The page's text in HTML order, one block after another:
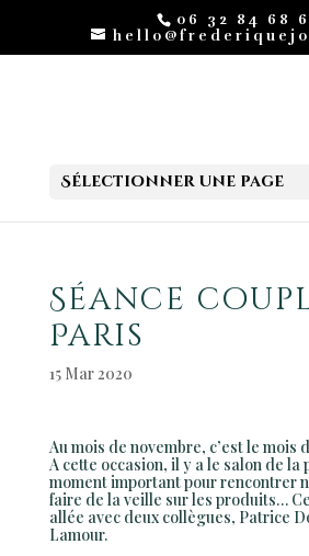
06 32 84 68
Sélectionner une page
Séance
Paris
15 Mar 2020
Au mois de novembre, c’est le mois
A cette occasion, il y a le salon de la
moment important pour rencontrer
faire de la veille sur les produits…
allée avec deux collègues, Patrice
Lamour.